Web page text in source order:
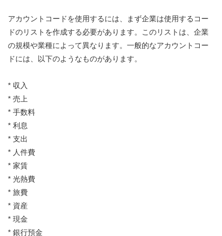
アカウントコードを使用するには、まず企業は使用するコー
ドのリストを作成する必要があります。このリストは、企業
の規模や業種によって異なります。一般的なアカウントコー
ドには、以下のようなものがあります。
* 収入
* 売上
* 手数料
* 利息
* 支出
* 人件費
* 家賃
* 光熱費
* 旅費
* 資産
* 現金
* 銀行預金